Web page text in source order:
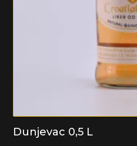
Dunjevac 0,5 L